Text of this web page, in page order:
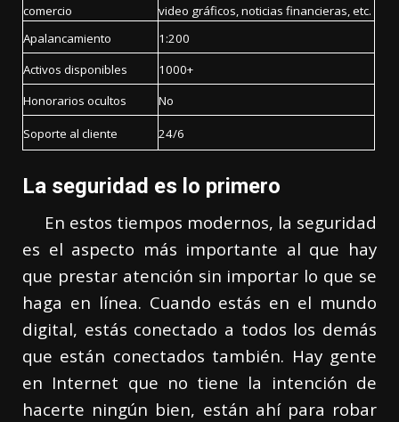
comercio
video gráficos, noticias financieras, etc.
Apalancamiento
1:200
Activos disponibles
1000+
Honorarios ocultos
No
Soporte al cliente 24/6
La seguridad es lo primero
En estos tiempos modernos, la seguridad
es el aspecto más importante al que hay
que prestar atención sin importar lo que se
haga en línea. Cuando estás en el mundo
digital, estás conectado a todos los demás
que están conectados también. Hay gente
en Internet que no tiene la intención de
hacerte ningún bien, están ahí para robar